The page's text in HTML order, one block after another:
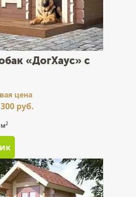
«ДогХаус» с
цена
руб.
2